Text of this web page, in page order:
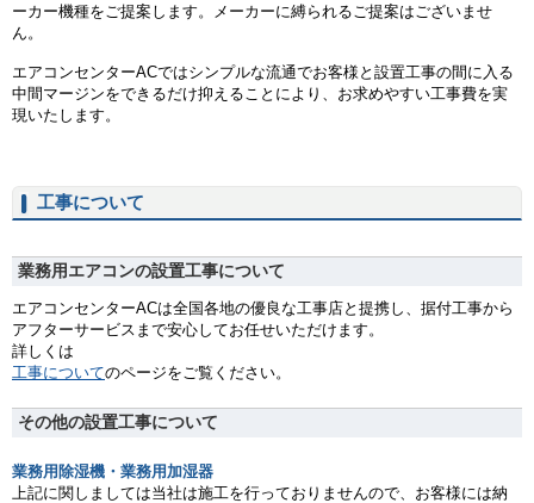
ーカー機種をご提案します。メーカーに縛られるご提案はございませ
ん。
エアコンセンターACではシンプルな流通でお客様と設置工事の間に入る
中間マージンをできるだけ抑えることにより、お求めやすい工事費を実
現いたします。
工事について
業務用エアコンの設置工事について
エアコンセンターACは全国各地の優良な工事店と提携し、据付工事から
アフターサービスまで安心してお任せいただけます。
詳しくは
工事についてのページをご覧ください。
その他の設置工事について
業務用除湿機・業務用加湿器
上記に関しましては当社は施工を行っておりませんので、お客様には納